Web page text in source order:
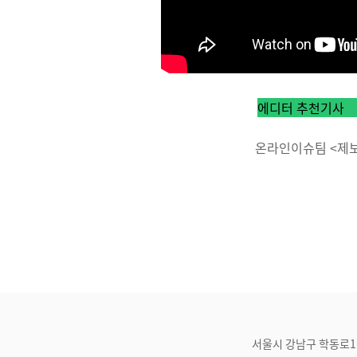
에디터 추천기사
온라인이슈팀 <
서울시 강남구 학동